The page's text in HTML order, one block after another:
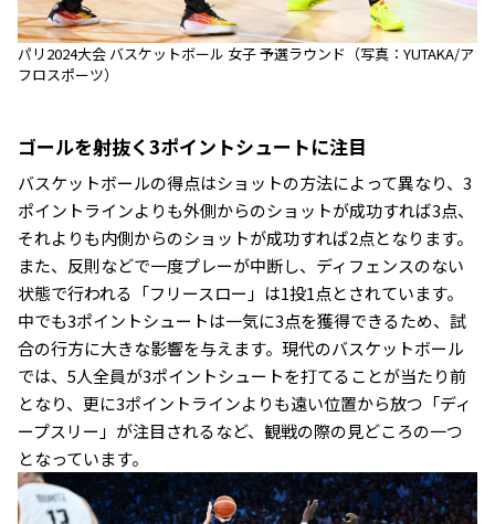
パリ2024大会 バスケットボール 女子 予選ラウンド（写真：YUTAKA/ア
フロスポーツ）
ゴールを射抜く3ポイントシュートに注目
バスケットボールの得点はショットの方法によって異なり、3
ポイントラインよりも外側からのショットが成功すれば3点、
それよりも内側からのショットが成功すれば2点となります。
また、反則などで一度プレーが中断し、ディフェンスのない
状態で行われる「フリースロー」は1投1点とされています。
中でも3ポイントシュートは一気に3点を獲得できるため、試
合の行方に大きな影響を与えます。現代のバスケットボール
では、5人全員が3ポイントシュートを打てることが当たり前
となり、更に3ポイントラインよりも遠い位置から放つ「ディ
ープスリー」が注目されるなど、観戦の際の見どころの一つ
となっています。